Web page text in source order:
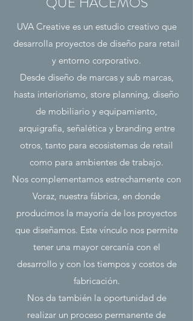
UVA Creative es un estudio creativo que
desarrolla proyectos de diseño para retail
y entorno corporativo.
Desde diseño de marcas y sub marcas,
hasta interiorismo, store planning, diseño
de mobiliario y equipamiento,
arquigrafía, señalética y branding entre
otros, tanto para ecosistemas de retail
como para ambientes de trabajo.
Nos complementamos estrechamente con
Voraz, nuestra fábrica, en donde
producimos la mayoría de los proyectos
que diseñamos. Este vínculo nos permite
tener una mayor cercanía con el
desarrollo y con los tiempos y costos de
fabricación.
Nos da también la oportunidad de
realizar un proceso permanente de